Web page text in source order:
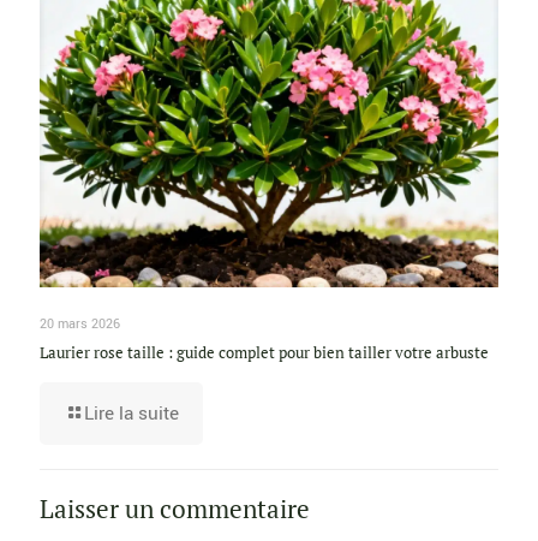
20 mars 2026
Laurier rose taille : guide complet pour bien tailler votre arbuste
Lire la suite
Laisser un commentaire